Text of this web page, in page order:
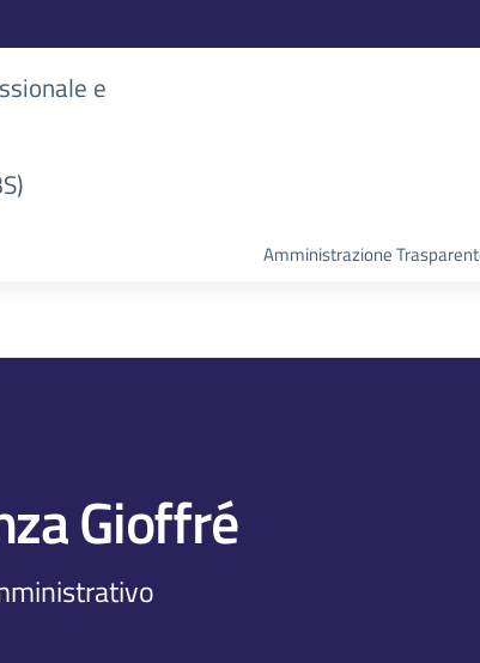
e
Amministrazione
Gioffré